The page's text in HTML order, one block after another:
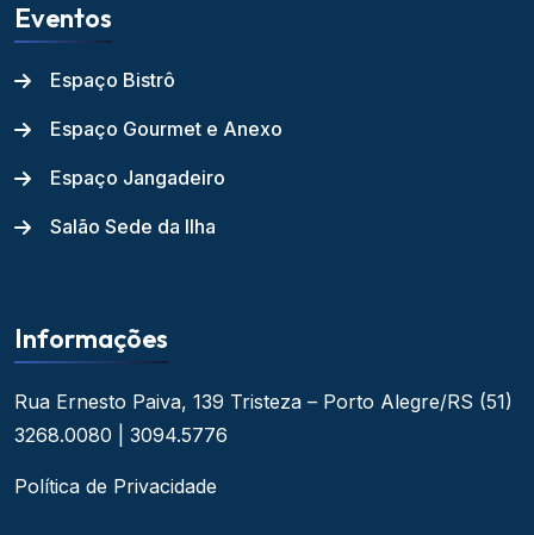
Eventos
Espaço Bistrô
Espaço Gourmet e Anexo
Espaço Jangadeiro
Salão Sede da Ilha
Informações
Rua Ernesto Paiva, 139 Tristeza – Porto Alegre/RS (51)
3268.0080 | 3094.5776
Política de Privacidade